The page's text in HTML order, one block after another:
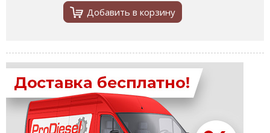
Добавить в корзину